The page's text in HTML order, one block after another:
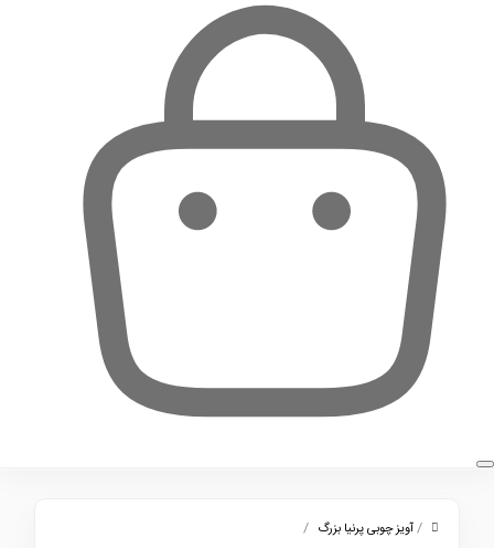
/آویز چوبی پرنیا بزرگ /